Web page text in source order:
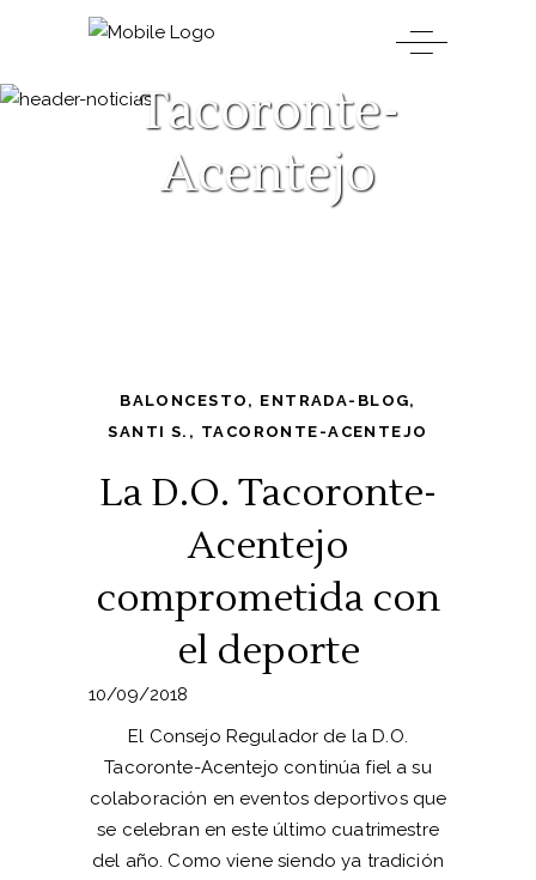
Tacoronte-
Acentejo
BALONCESTO , ENTRADA-BLOG,
SANTI S. , TACORONTE-ACENTEJO
La D.O. Tacoronte-
Acentejo
comprometida con
el deporte
10/09/2018
El Consejo Regulador de la D.O.
Tacoronte-Acentejo continúa fiel a su
colaboración en eventos deportivos que
se celebran en este último cuatrimestre
del año. Como viene siendo ya tradición